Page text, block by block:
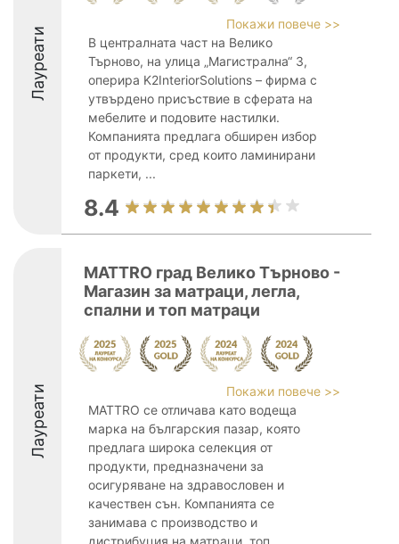
Лауреати
Покажи повече >>
В централната част на Велико
Търново, на улица „Магистрална“ 3,
оперира K2InteriorSolutions – фирма с
утвърдено присъствие в сферата на
мебелите и подовите настилки.
Компанията предлага обширен избор
от продукти, сред които ламинирани
паркети, ...
8.4
Лауреати
MATTRO град Велико Търново -
Магазин за матраци, легла,
спални и топ матраци
Покажи повече >>
MATTRO се отличава като водеща
марка на българския пазар, която
предлага широка селекция от
продукти, предназначени за
осигуряване на здравословен и
качествен сън. Компанията се
занимава с производство и
дистрибуция на матраци, топ